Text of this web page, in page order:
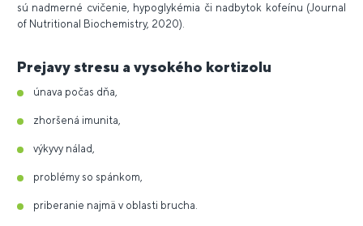
sú nadmerné cvičenie, hypoglykémia či nadbytok kofeínu (Journal
of Nutritional Biochemistry, 2020).
Prejavy stresu a vysokého kortizolu
únava počas dňa,
zhoršená imunita,
výkyvy nálad,
problémy so spánkom,
priberanie najmä v oblasti brucha.